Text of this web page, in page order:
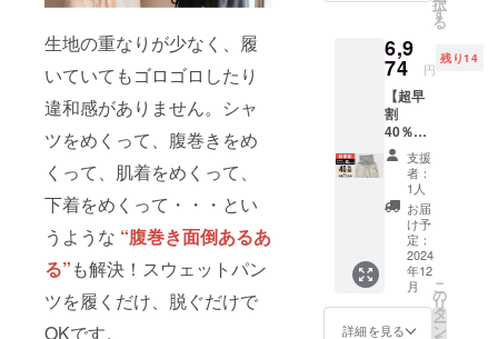
生地の重なりが少なく、履
いていてもゴロゴロしたり
違和感がありません。シャ
ツをめくって、腹巻きをめ
くって、肌着をめくって、
下着をめくって・・・とい
うような “腹巻き面倒あるあ
る”も解決！スウェットパン
ツを履くだけ、脱ぐだけで
OKです。
合等に
より出
荷時期
が遅れ
る場合
があり
ます。
す。 ※
デザイ
ン・仕
様は一
部変更
になる
可能性
もござ
いま
す。ご
了承く
ださ
い。 ※
ご注文
状況、
品の供
770円
込) ※配
送時
期:2024
年12月
26日発
送予定
※皆様の
ご支援
により
量産効
率が向
上した
場合、
正規品
販売価
格が販
ツ：グ
ベー
ジュ × L
サイズ
× 1枚 先
着15名
様 一般
販売予
定価
格
11,110
円 (税/
送料
770円
込) [超
早割
40％OF
F]
す
る
6,9
74 円
残り14
【超早
割
40％OF
F】グ
レー
ベー
ジュ ×
XLサイ
ズ【先
着15名
様】 腹
巻き付
きス
ウェッ
支援
者：
1人
お届
け予
定：
2024
年12
月
詳細を見る
こ
の
リ
タ
ー
ン